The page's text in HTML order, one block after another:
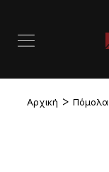
Αρχική Πόμολα